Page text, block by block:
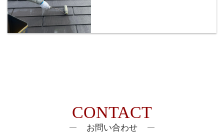
CONTACT
お問い合わせ